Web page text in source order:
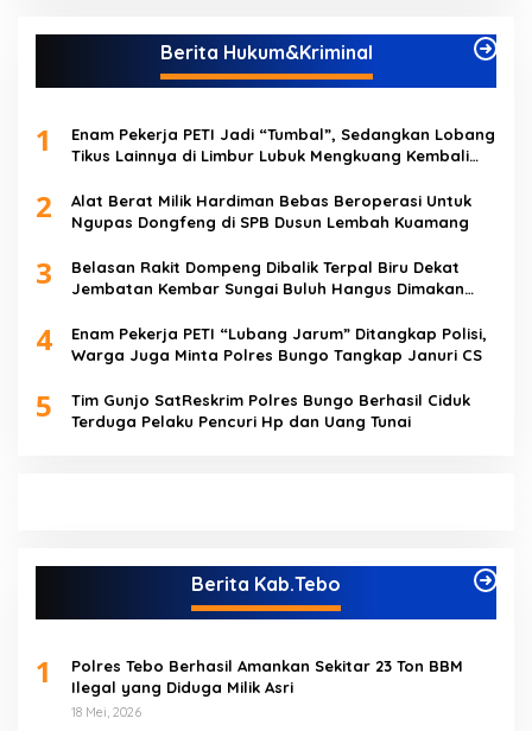
Berita Hukum&Kriminal
1
Enam Pekerja PETI Jadi “Tumbal”, Sedangkan Lobang
Tikus Lainnya di Limbur Lubuk Mengkuang Kembali
2
Alat Berat Milik Hardiman Bebas Beroperasi Untuk
Ngupas Dongfeng di SPB Dusun Lembah Kuamang
3
Belasan Rakit Dompeng Dibalik Terpal Biru Dekat
Jembatan Kembar Sungai Buluh Hangus Dimakan
4
Enam Pekerja PETI “Lubang Jarum” Ditangkap Polisi,
Warga Juga Minta Polres Bungo Tangkap Januri CS
5
Tim Gunjo SatReskrim Polres Bungo Berhasil Ciduk
Terduga Pelaku Pencuri Hp dan Uang Tunai
Berita Kab.Tebo
1
Polres Tebo Berhasil Amankan Sekitar 23 Ton BBM
Ilegal yang Diduga Milik Asri
18 Mei, 2026